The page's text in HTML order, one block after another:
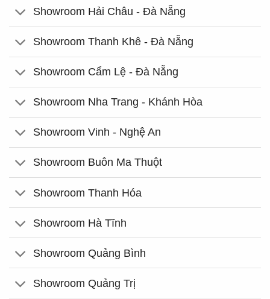
Showroom Hải Châu - Đà Nẵng
Showroom Thanh Khê - Đà Nẵng
Showroom Cẩm Lệ - Đà Nẵng
Showroom Nha Trang - Khánh Hòa
Showroom Vinh - Nghệ An
Showroom Buôn Ma Thuột
Showroom Thanh Hóa
Showroom Hà Tĩnh
Showroom Quảng Bình
Showroom Quảng Trị